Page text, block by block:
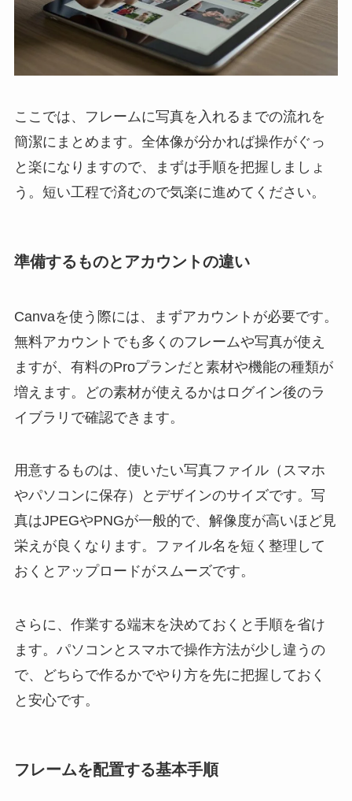
ここでは、フレームに写真を入れるまでの流れを
簡潔にまとめます。全体像が分かれば操作がぐっ
と楽になりますので、まずは手順を把握しましょ
う。短い工程で済むので気楽に進めてください。
準備するものとアカウントの違い
Canvaを使う際には、まずアカウントが必要です。
無料アカウントでも多くのフレームや写真が使え
ますが、有料のProプランだと素材や機能の種類が
増えます。どの素材が使えるかはログイン後のラ
イブラリで確認できます。
用意するものは、使いたい写真ファイル（スマホ
やパソコンに保存）とデザインのサイズです。写
真はJPEGやPNGが一般的で、解像度が高いほど見
栄えが良くなります。ファイル名を短く整理して
おくとアップロードがスムーズです。
さらに、作業する端末を決めておくと手順を省け
ます。パソコンとスマホで操作方法が少し違うの
で、どちらで作るかでやり方を先に把握しておく
と安心です。
フレームを配置する基本手順